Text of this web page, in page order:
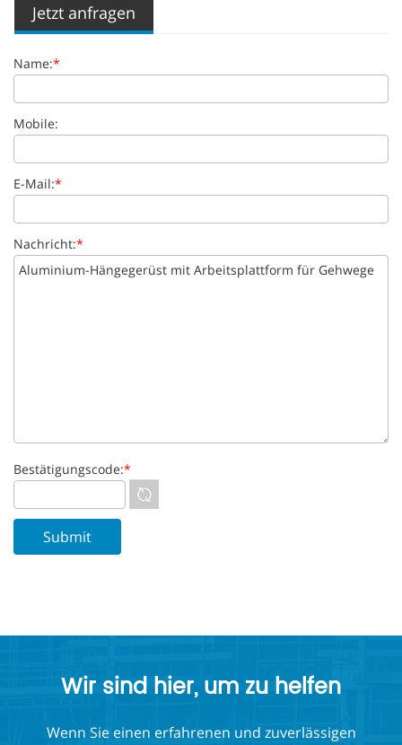
Jetzt anfragen
Name:*
Mobile:
E-Mail:*
Nachricht:*
Bestätigungscode:*
Wir sind hier, um zu helfen
Wenn Sie einen erfahrenen und zuverlässigen